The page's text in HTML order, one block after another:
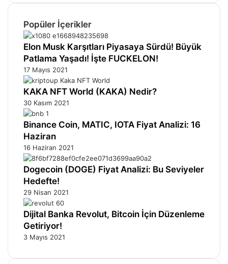
Popüler İçerikler
Elon Musk Karşıtları Piyasaya Sürdü! Büyük
Patlama Yaşadı! İşte FUCKELON!
17 Mayıs 2021
KAKA NFT World (KAKA) Nedir?
30 Kasım 2021
Binance Coin, MATIC, IOTA Fiyat Analizi: 16
Haziran
16 Haziran 2021
Dogecoin (DOGE) Fiyat Analizi: Bu Seviyeler
Hedefte!
29 Nisan 2021
Dijital Banka Revolut, Bitcoin İçin Düzenleme
Getiriyor!
3 Mayıs 2021